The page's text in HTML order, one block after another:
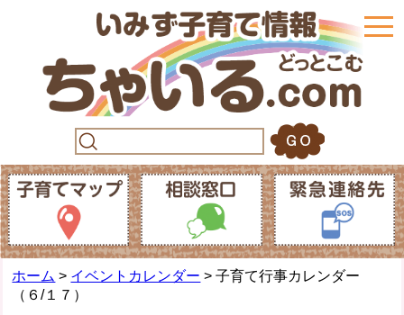
ホーム > イベントカレンダー > 子育て行事カレンダー
（６/１７）